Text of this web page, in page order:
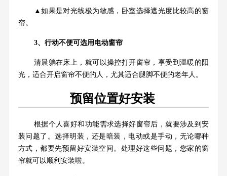
▲如果是对光线极为敏感，卧室选择遮光度比较高的窗
帘。
3、行动不便可选用电动窗帘
清晨躺在床上，就可以操控打开窗帘，享受到温暖的阳
光，适合开启窗帘不便的人，尤其适合腿脚不便的老年人。
预留位置好安装
根据个人喜好和功能需求选择好窗帘后，就要涉及到安
装问题了。选择明装，还是暗装，电动或是手动，无论哪种
方式，都要先预留好安装空间。处理好这些问题，您家的窗
帘就可以顺利安装啦。